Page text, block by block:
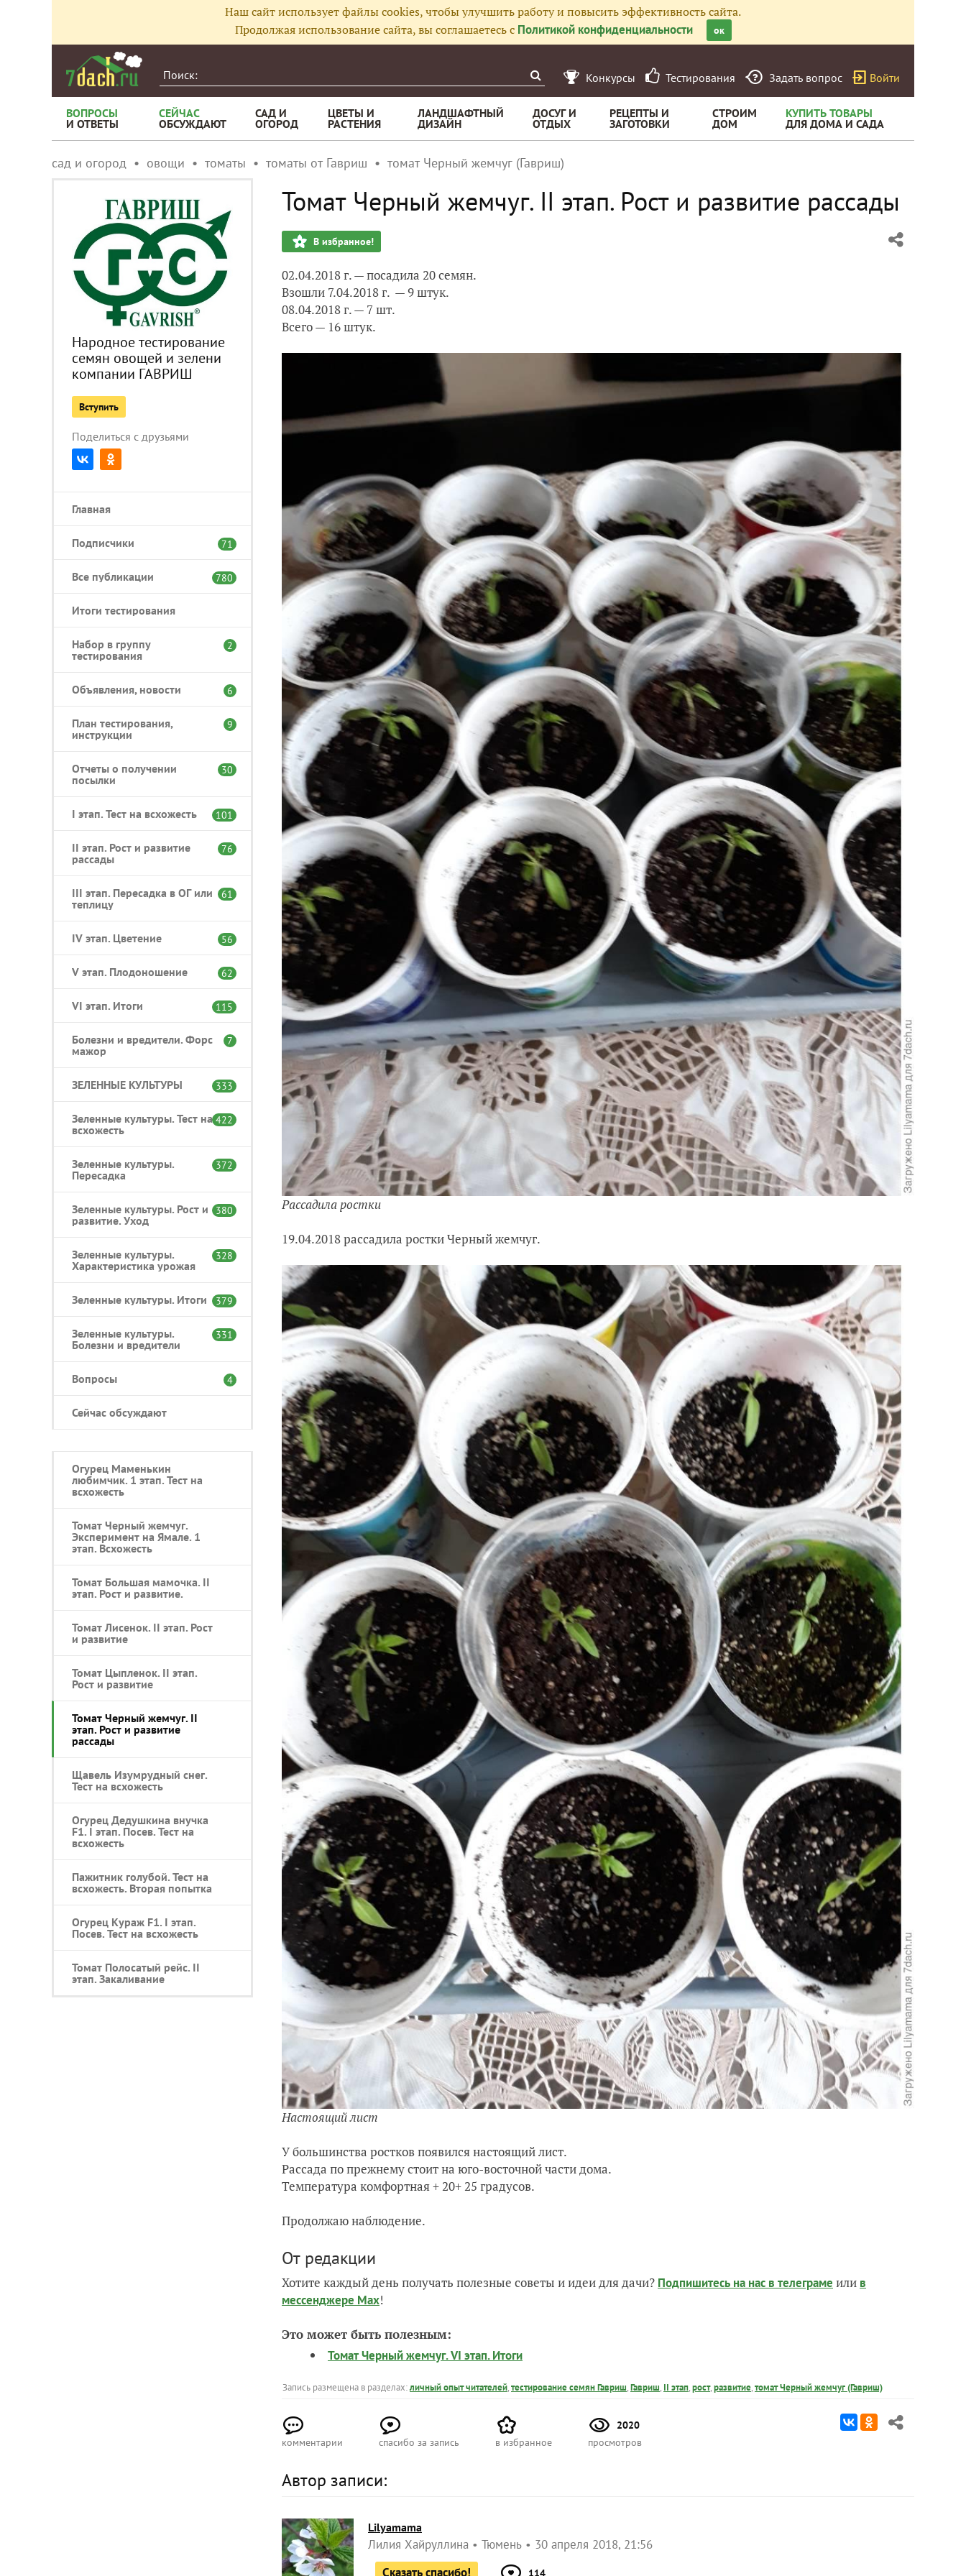
Наш сайт использует файлы cookies, чтобы улучшить работу и повысить эффективность сайта.
Продолжая использование сайта, вы соглашаетесь с Политикой конфиденциальности ок
Конкурсы Тестирования Задать вопрос Войти
ВОПРОСЫ
И ОТВЕТЫ
СЕЙЧАС
ОБСУЖДАЮТ
САД И
ОГОРОД
ЦВЕТЫ И
РАСТЕНИЯ
ЛАНДШАФТНЫЙ
ДИЗАЙН
ДОСУГ И
ОТДЫХ
РЕЦЕПТЫ И
ЗАГОТОВКИ
СТРОИМ
ДОМ
КУПИТЬ ТОВАРЫ
ДЛЯ ДОМА И САДА
сад и огород овощи томаты томаты от Гавриш томат Черный жемчуг (Гавриш)
Народное тестирование
семян овощей и зелени
компании ГАВРИШ
Вступить
Поделиться с друзьями
Главная
Подписчики 71
Все публикации 780
Итоги тестирования
Набор в группу
тестирования
2
Объявления, новости 6
План тестирования,
инструкции
9
Отчеты о получении
посылки
30
I этап. Тест на всхожесть 101
II этап. Рост и развитие
рассады
76
III этап. Пересадка в ОГ или
теплицу
61
IV этап. Цветение 56
V этап. Плодоношение 62
VI этап. Итоги 115
Болезни и вредители. Форс
мажор
7
ЗЕЛЕННЫЕ КУЛЬТУРЫ 333
Зеленные культуры. Тест на
всхожесть
422
Зеленные культуры.
Пересадка
372
Зеленные культуры. Рост и
развитие. Уход
380
Зеленные культуры.
Характеристика урожая
328
Зеленные культуры. Итоги 379
Зеленные культуры.
Болезни и вредители
331
Вопросы 4
Сейчас обсуждают
Огурец Маменькин
любимчик. 1 этап. Тест на
всхожесть
Томат Черный жемчуг.
Эксперимент на Ямале. 1
этап. Всхожесть
Томат Большая мамочка. II
этап. Рост и развитие.
Томат Лисенок. II этап. Рост
и развитие
Томат Цыпленок. II этап.
Рост и развитие
Томат Черный жемчуг. II
этап. Рост и развитие
рассады
Щавель Изумрудный снег.
Тест на всхожесть
Огурец Дедушкина внучка
F1. I этап. Посев. Тест на
всхожесть
Пажитник голубой. Тест на
всхожесть. Вторая попытка
Огурец Кураж F1. I этап.
Посев. Тест на всхожесть
Томат Полосатый рейс. II
этап. Закаливание
Томат Черный жемчуг. II этап. Рост и развитие рассады
В избранное!
02.04.2018 г. — посадила 20 семян.
Взошли 7.04.2018 г. — 9 штук.
08.04.2018 г. — 7 шт.
Всего — 16 штук.
Рассадила ростки
19.04.2018 рассадила ростки Черный жемчуг.
Настоящий лист
У большинства ростков появился настоящий лист.
Рассада по прежнему стоит на юго-восточной части дома.
Температура комфортная + 20+ 25 градусов.
Продолжаю наблюдение.
От редакции
Хотите каждый день получать полезные советы и идеи для дачи? Подпишитесь на нас в телеграме или в
мессенджере Max!
Это может быть полезным:
Томат Черный жемчуг. VI этап. Итоги
Запись размещена в разделах:личный опыт читателей,тестирование семян Гавриш,Гавриш, II этап,рост,развитие,томат Черный жемчуг (Гавриш)
комментарии спасибо за запись в избранное
2020
просмотров
Автор записи:
Lilyamama
Лилия Хайруллина Тюмень
30 апреля 2018, 21:56
Сказать спасибо!
114